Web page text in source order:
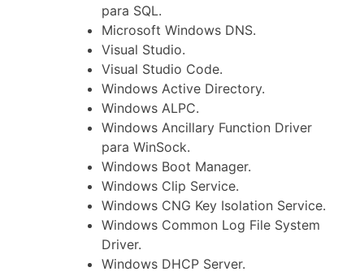
para SQL.
Microsoft Windows DNS.
Visual Studio.
Visual Studio Code.
Windows Active Directory.
Windows ALPC.
Windows Ancillary Function Driver
para WinSock.
Windows Boot Manager.
Windows Clip Service.
Windows CNG Key Isolation Service.
Windows Common Log File System
Driver.
Windows DHCP Server.